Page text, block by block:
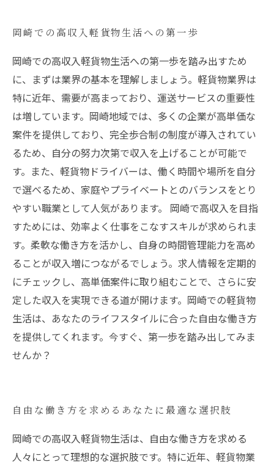
岡崎での高収入軽貨物生活への第一歩
岡崎での高収入軽貨物生活への第一歩を踏み出すため
に、まずは業界の基本を理解しましょう。軽貨物業界は
特に近年、需要が高まっており、運送サービスの重要性
は増しています。岡崎地域では、多くの企業が高単価な
案件を提供しており、完全歩合制の制度が導入されてい
るため、自分の努力次第で収入を上げることが可能で
す。また、軽貨物ドライバーは、働く時間や場所を自分
で選べるため、家庭やプライベートとのバランスをとり
やすい職業として人気があります。 岡崎で高収入を目指
すためには、効率よく仕事をこなすスキルが求められま
す。柔軟な働き方を活かし、自身の時間管理能力を高め
ることが収入増につながるでしょう。求人情報を定期的
にチェックし、高単価案件に取り組むことで、さらに安
定した収入を実現できる道が開けます。岡崎での軽貨物
生活は、あなたのライフスタイルに合った自由な働き方
を提供してくれます。今すぐ、第一歩を踏み出してみま
せんか？
自由な働き方を求めるあなたに最適な選択肢
岡崎での高収入軽貨物生活は、自由な働き方を求める
人々にとって理想的な選択肢です。特に近年、軽貨物業